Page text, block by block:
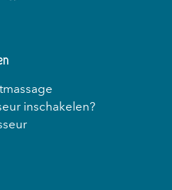
inschakelen?